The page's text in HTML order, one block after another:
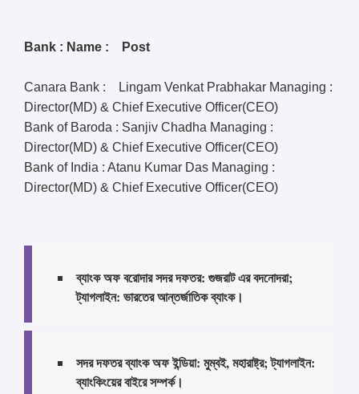
Bank : Name : Post
Canara Bank : Lingam Venkat Prabhakar Managing :
Director(MD) & Chief Executive Officer(CEO)
Bank of Baroda : Sanjiv Chadha Managing :
Director(MD) & Chief Executive Officer(CEO)
Bank of India : Atanu Kumar Das Managing :
Director(MD) & Chief Executive Officer(CEO)
ব্যাংক অফ বরোদার সদর দফতর: গুজরাট এর বদনোদরা;
ট্যাগলাইন: ভারতের আন্তর্জাতিক ব্যাংক।
সদর দফতর ব্যাংক অফ ইন্ডিয়া: মুম্বই, মহারাষ্ট্র; ট্যাগলাইন:
ব্যাংকিংয়ের বাইরে সম্পর্ক।